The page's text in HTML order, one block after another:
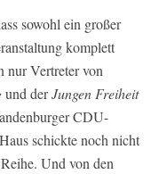
sowohl ein großer
komplett
nur Vertreter von
und derJungen Freiheit
CDU-
schickte noch nicht
Und von den